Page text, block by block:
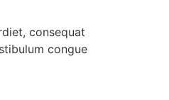
consequat
congue